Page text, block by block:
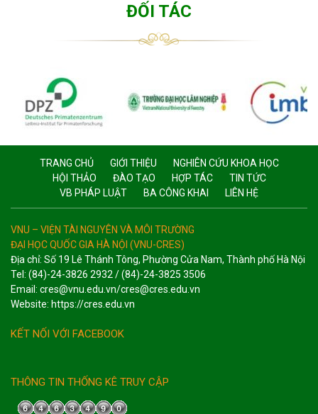
ĐỐI TÁC
TRANG CHỦ GIỚI THIỆU
NGHIÊN CỨU KHOA HỌC
HỘI THẢO
ĐÀO TẠO HỢP TÁC
TIN TỨC
VB PHÁP LUẬT
BA CÔNG KHAI LIÊN HỆ
VNU – VIỆN TÀI NGUYÊN VÀ MÔI TRƯỜNG
ĐẠI HỌC QUỐC GIA HÀ NỘI (VNU-CRES)
Địa chỉ: Số 19 Lê Thánh Tông, Phường Cửa Nam, Thành phố Hà Nội
Tel: (84)-24-3826 2932 / (84)-24-3825 3506
Email: cres@vnu.edu.vn/cres@cres.edu.vn
Website: https://cres.edu.vn
KẾT NỐI VỚI FACEBOOK
THÔNG TIN THỐNG KÊ TRUY CẬP